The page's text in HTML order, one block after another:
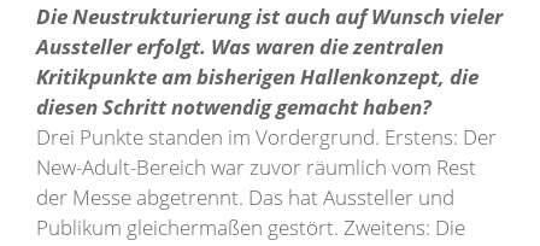
Die Neustrukturierung ist auch auf Wunsch vieler
Aussteller erfolgt. Was waren die zentralen
Kritikpunkte am bisherigen Hallenkonzept, die
diesen Schritt notwendig gemacht haben?
Drei Punkte standen im Vordergrund. Erstens: Der
New-Adult-Bereich war zuvor räumlich vom Rest
der Messe abgetrennt. Das hat Aussteller und
Publikum gleichermaßen gestört. Zweitens: Die